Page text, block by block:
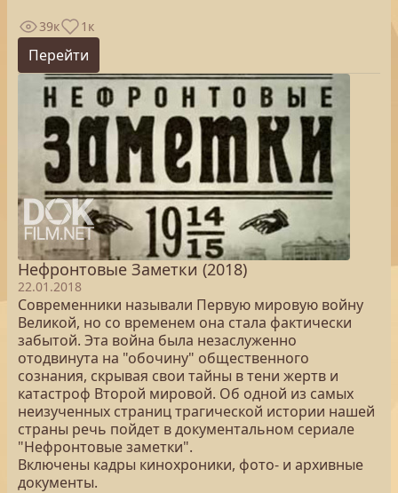
39к 1к
Перейти
Нефронтовые Заметки (2018)
22.01.2018
Современники называли Первую мировую войну
Великой, но со временем она стала фактически
забытой. Эта война была незаслуженно
отодвинута на "обочину" общественного
сознания, скрывая свои тайны в тени жертв и
катастроф Второй мировой. Об одной из самых
неизученных страниц трагической истории нашей
страны речь пойдет в документальном сериале
"Нефронтовые заметки".
Включены кадры кинохроники, фото- и архивные
документы.